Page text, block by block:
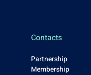
Contacts
Partnership
Membership